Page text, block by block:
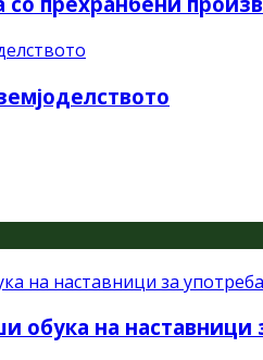
обука на наставници